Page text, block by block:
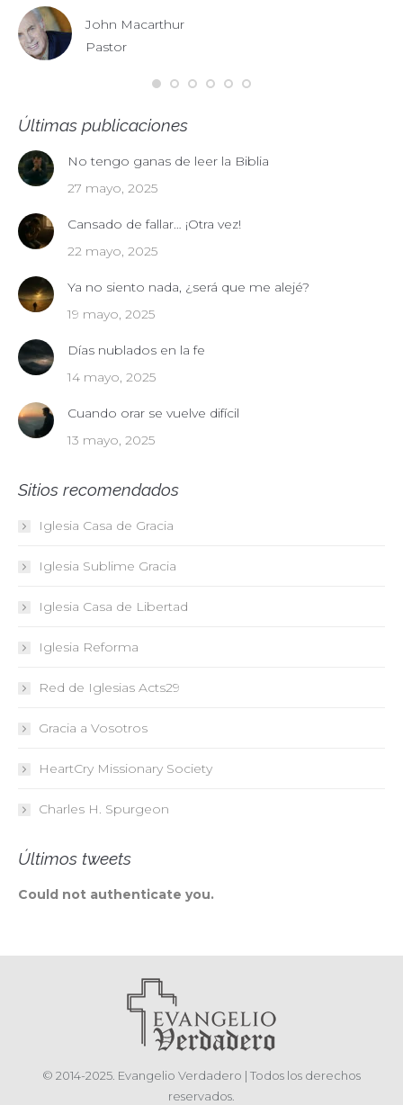
John Macarthur
Pastor
Últimas publicaciones
No tengo ganas de leer la Biblia
27 mayo, 2025
Cansado de fallar… ¡Otra vez!
22 mayo, 2025
Ya no siento nada, ¿será que me alejé?
19 mayo, 2025
Días nublados en la fe
14 mayo, 2025
Cuando orar se vuelve difícil
13 mayo, 2025
Sitios recomendados
Iglesia Casa de Gracia
Iglesia Sublime Gracia
Iglesia Casa de Libertad
Iglesia Reforma
Red de Iglesias Acts29
Gracia a Vosotros
HeartCry Missionary Society
Charles H. Spurgeon
Últimos tweets
Could not authenticate you.
© 2014-2025. Evangelio Verdadero | Todos los derechos
reservados.